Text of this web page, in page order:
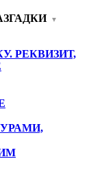
▼
РЕКВИЗИТ,